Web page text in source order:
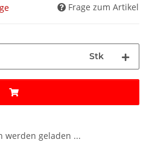
Frage zum Artikel
Stk
werden geladen ...